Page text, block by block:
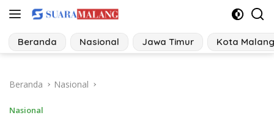
Langsung
konten
Beranda Nasional Jawa Timur Kota Malang
Beranda Nasional
Nasional